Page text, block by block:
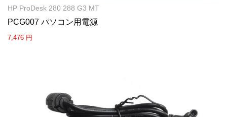
HP ProDesk 280 288 G3 MT
PCG007 パソコン用電源
7,476 円